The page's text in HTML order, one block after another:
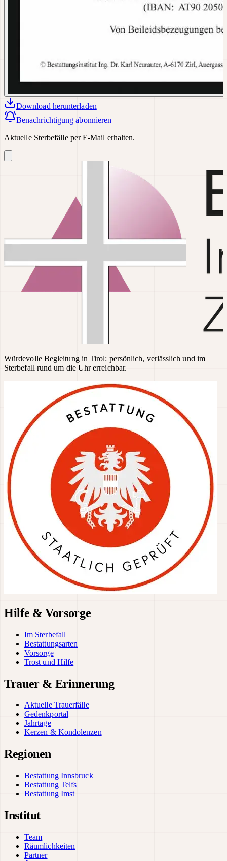
Download herunterladen
Benachrichtigung abonnieren
Aktuelle Sterbefälle per E-Mail erhalten.
Würdevolle Begleitung in Tirol: persönlich, verlässlich und im
Sterbefall rund um die Uhr erreichbar.
Hilfe & Vorsorge
Im Sterbefall
Bestattungsarten
Vorsorge
Trost und Hilfe
Trauer & Erinnerung
Aktuelle Trauerfälle
Gedenkportal
Jahrtage
Kerzen & Kondolenzen
Regionen
Bestattung Innsbruck
Bestattung Telfs
Bestattung Imst
Institut
Team
Räumlichkeiten
Partner